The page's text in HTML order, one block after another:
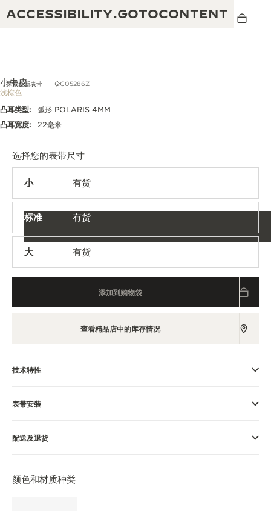
ACCESSIBILITY.GOTOCONTENT
积家国际质保
空气钟国际质保
黄金比例水幕音乐秀
“THE PERPETUAL TIMEKEEPER”展
览
REVERSO翻转系列腕表主题展
STELLAR ODYSSEY星空传奇
190余年
180多项精湛技艺
探索全新表带 QC05286Z
小牛皮
浅棕色
凸耳类型:
弧形 POLARIS 4MM
凸耳宽度:
22毫米
选择您的表带尺寸
小 有货
标准 有货
大 有货
添加到购物袋
查看精品店中的库存情况
技术特性
表带安装
配送及退货
颜色和材质种类